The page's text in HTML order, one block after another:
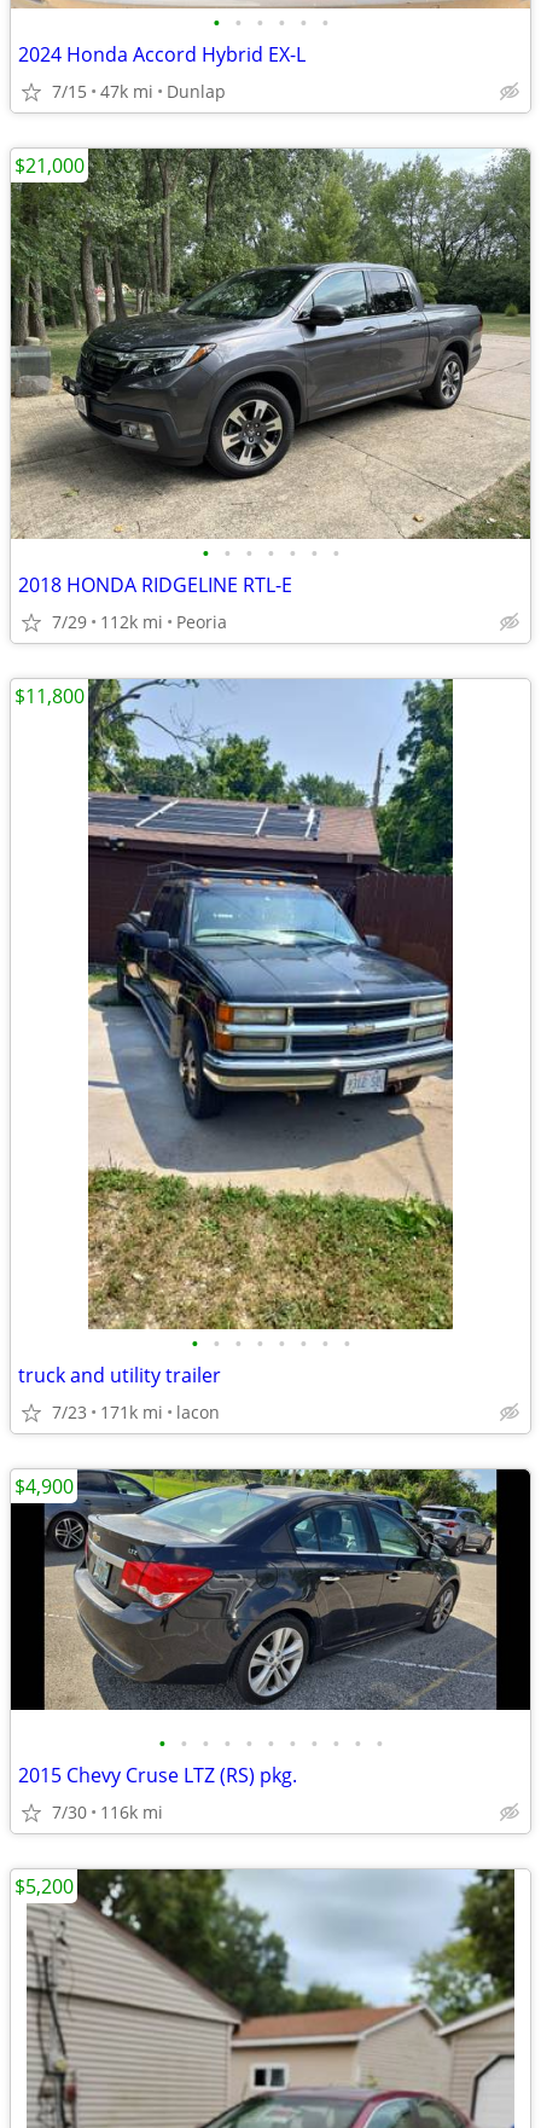
• • • • • •
2024 Honda Accord Hybrid EX-L
7/15 47k mi Dunlap
• • • • • • •
2018 HONDA RIDGELINE RTL-E
7/29 112k mi Peoria
$21,000
• • • • • • • •
truck and utility trailer
7/23 171k mi lacon
$11,800
• • • • • • • • • • •
2015 Chevy Cruse LTZ (RS) pkg.
7/30 116k mi
$4,900
$5,200